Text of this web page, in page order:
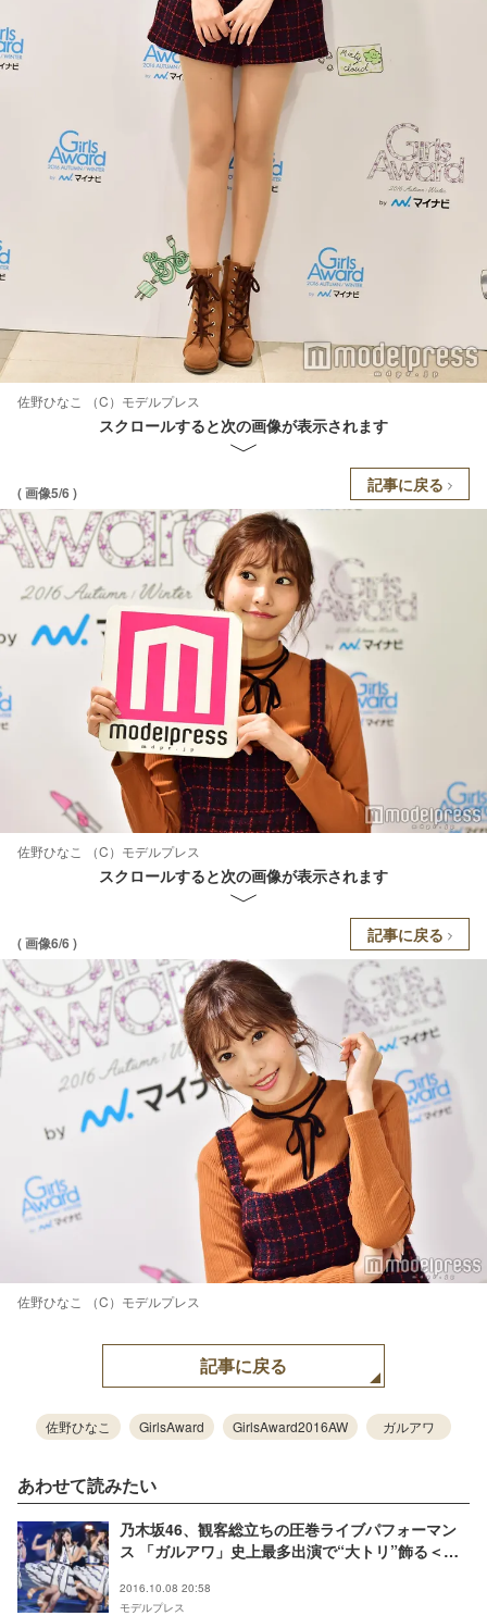
佐野ひなこ （C）モデルプレス
スクロールすると次の画像が表示されます
( 画像5/6 ) 記事に戻る
佐野ひなこ （C）モデルプレス
スクロールすると次の画像が表示されます
( 画像6/6 ) 記事に戻る
佐野ひなこ （C）モデルプレス
記事に戻る
佐野ひなこ GirlsAward GirlsAward2016AW ガルアワ
あわせて読みたい
乃木坂46、観客総立ちの圧巻ライブパフォーマン
ス 「ガルアワ」史上最多出演で“大トリ”飾る＜
2016.10.08 20:58
モデルプレス